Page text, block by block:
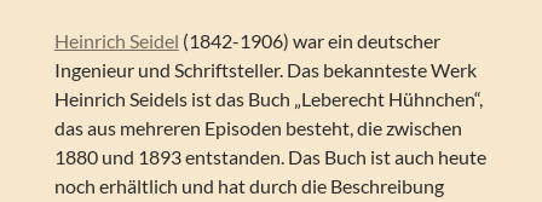
Heinrich Seidel (1842-1906) war ein deutscher
Ingenieur und Schriftsteller. Das bekannteste Werk
Heinrich Seidels ist das Buch „Leberecht Hühnchen“,
das aus mehreren Episoden besteht, die zwischen
1880 und 1893 entstanden. Das Buch ist auch heute
noch erhältlich und hat durch die Beschreibung